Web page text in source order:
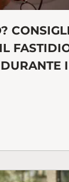
CONSIGLI